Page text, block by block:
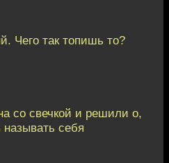
Чего так топишь то?
со свечкой и решили о,
себя